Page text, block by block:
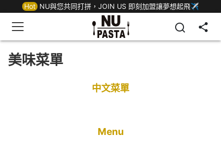
Hot NU與您共同打拼，JOIN US 即刻加盟讓夢想起飛✈
美味菜單
中文菜單
Menu